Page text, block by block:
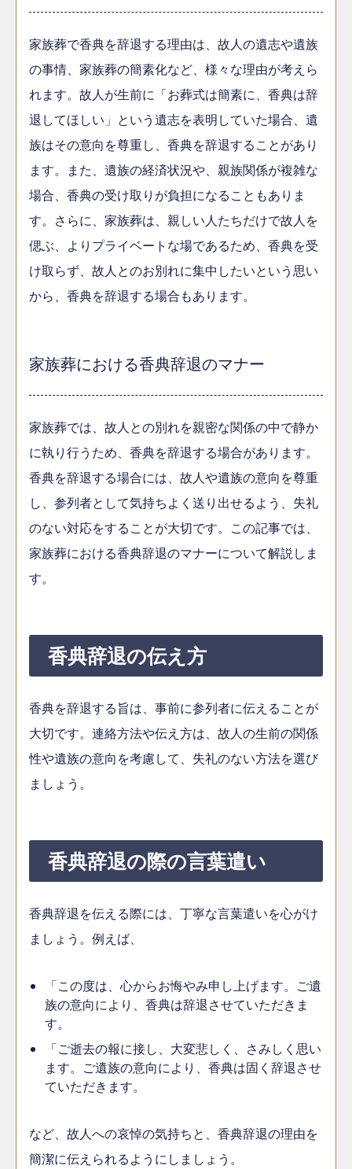
家族葬で香典を辞退する理由は、故人の遺志や遺族
の事情、家族葬の簡素化など、様々な理由が考えら
れます。故人が生前に「お葬式は簡素に、香典は辞
退してほしい」という遺志を表明していた場合、遺
族はその意向を尊重し、香典を辞退することがあり
ます。また、遺族の経済状況や、親族関係が複雑な
場合、香典の受け取りが負担になることもありま
す。さらに、家族葬は、親しい人たちだけで故人を
偲ぶ、よりプライベートな場であるため、香典を受
け取らず、故人とのお別れに集中したいという思い
から、香典を辞退する場合もあります。
家族葬における香典辞退のマナー
家族葬では、故人との別れを親密な関係の中で静か
に執り行うため、香典を辞退する場合があります。
香典を辞退する場合には、故人や遺族の意向を尊重
し、参列者として気持ちよく送り出せるよう、失礼
のない対応をすることが大切です。この記事では、
家族葬における香典辞退のマナーについて解説しま
す。
香典辞退の伝え方
香典を辞退する旨は、事前に参列者に伝えることが
大切です。連絡方法や伝え方は、故人の生前の関係
性や遺族の意向を考慮して、失礼のない方法を選び
ましょう。
香典辞退の際の言葉遣い
香典辞退を伝える際には、丁寧な言葉遣いを心がけ
ましょう。例えば、
「この度は、心からお悔やみ申し上げます。ご遺
族の意向により、香典は辞退させていただきま
す。
「ご逝去の報に接し、大変悲しく、さみしく思い
ます。ご遺族の意向により、香典は固く辞退させ
ていただきます。
など、故人への哀悼の気持ちと、香典辞退の理由を
簡潔に伝えられるようにしましょう。